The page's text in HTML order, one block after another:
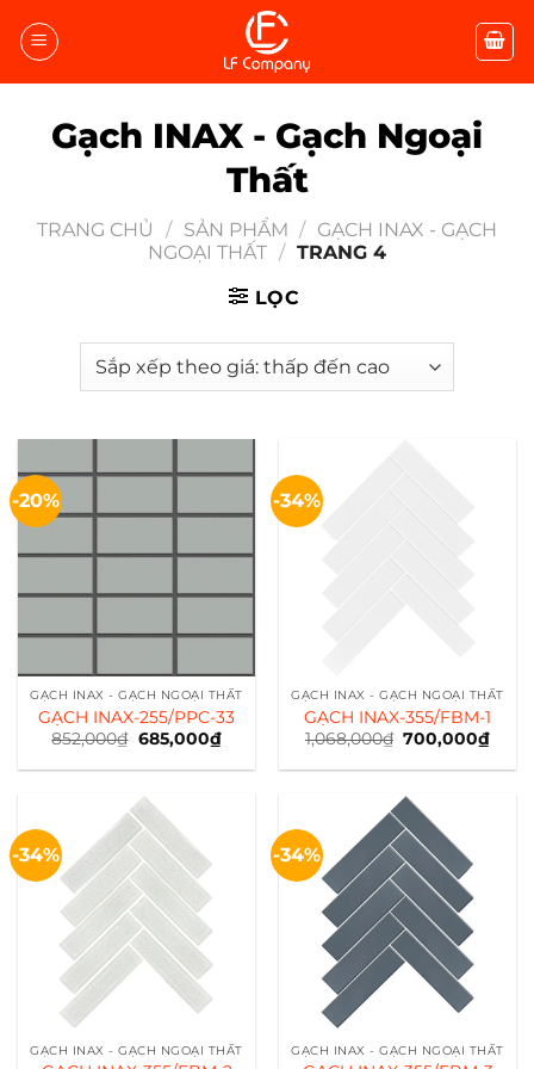
qua
Gạch INAX - Gạch Ngoại
Thất
TRANG CHỦ / SẢN PHẨM / GẠCH INAX - GẠCH
NGOẠI THẤT / TRANG 4
LỌC
-20%
GẠCH INAX - GẠCH NGOẠI THẤT
GẠCH INAX-255/PPC-33
852,000₫ Giá
là:
685,000₫Giá
tại
-34%
GẠCH INAX - GẠCH NGOẠI THẤT
GẠCH INAX-355/FBM-1
1,068,000₫ Giá
là:
700,000₫
tại
-34%
GẠCH INAX - GẠCH NGOẠI THẤT
-34%
GẠCH INAX - GẠCH NGOẠI THẤT